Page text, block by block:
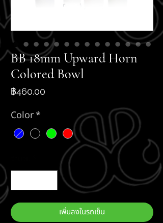
BB 18mm Upward Horn
Colored Bowl
฿460.00
Color*
เพิ่มลงในรถเข็น